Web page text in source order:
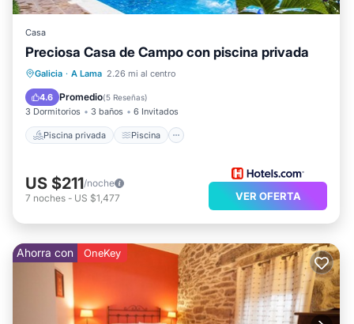
Casa
Preciosa Casa de Campo con piscina privada
Galicia · A Lama 2.26 mi al centro
4.6 Promedio(5 Reseñas)
3 Dormitorios 3 baños 6 Invitados
Piscina privada Piscina
Piscina privada
Piscina
Balcón/Terraza
US $211/noche
7 noches - US $1,477 VER OFERTA
Ahorra con OneKey